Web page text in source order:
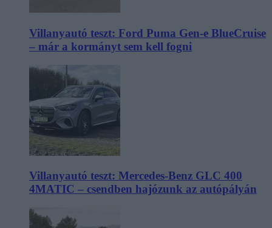
Villanyautó teszt: Ford Puma Gen-e BlueCruise
– már a kormányt sem kell fogni
Villanyautó teszt: Mercedes-Benz GLC 400
4MATIC – csendben hajózunk az autópályán